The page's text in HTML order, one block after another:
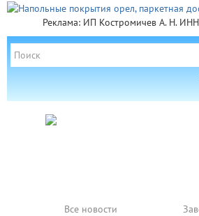
Реклама: ИП Костромичев А. Н.
Все новости